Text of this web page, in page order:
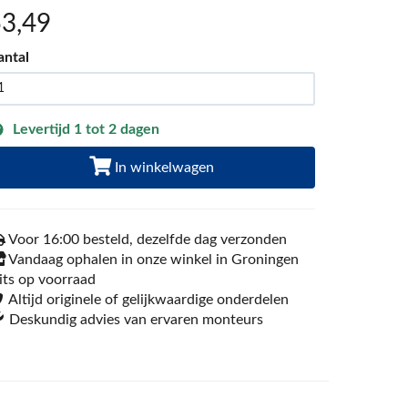
,49
Levertijd 1 tot 2 dagen
In winkelwagen
Voor 16:00 besteld, dezelfde dag verzonden
Vandaag ophalen in onze winkel in Groningen
op voorraad
Altijd originele of gelijkwaardige onderdelen
Deskundig advies van ervaren monteurs